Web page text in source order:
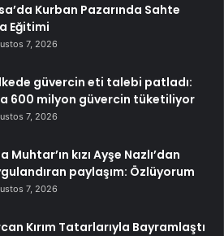
Kurban Pazarında Sahte
Eğitimi
7, 2026
güvercin eti talebi patladı:
600 milyon güvercin tüketiliyor
7, 2026
Muhtar’ın kızı Ayşe Nazlı’dan
paylaşım: Özlüyorum
7, 2026
Kırım Tatarlarıyla Bayramlaştı